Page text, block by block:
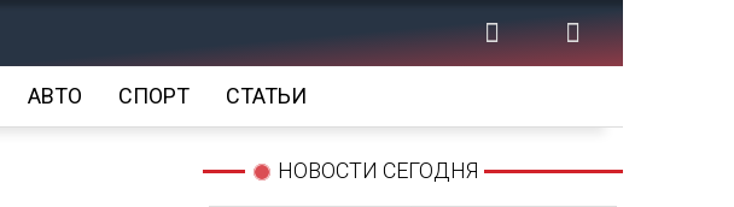
АВТО СПОРТ СТАТЬИ
НОВОСТИ СЕГОДНЯ